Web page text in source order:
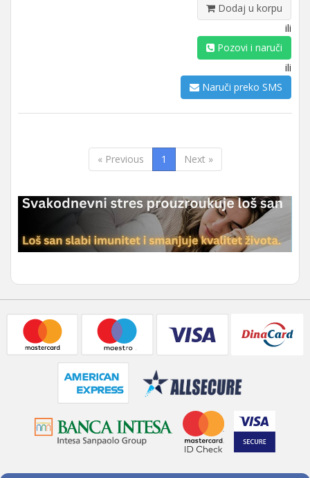
Dodaj u korpu
ili
Pozovi i naruči
ili
Naruči preko SMS
« Previous 1 Next »